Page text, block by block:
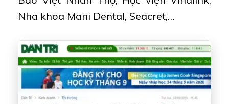
Nha khoa Mani Dental, Seacret,…